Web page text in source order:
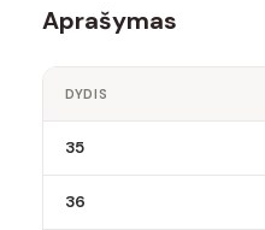
Aprašymas
DYDIS
35
36